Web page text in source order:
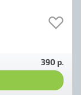
390 р.